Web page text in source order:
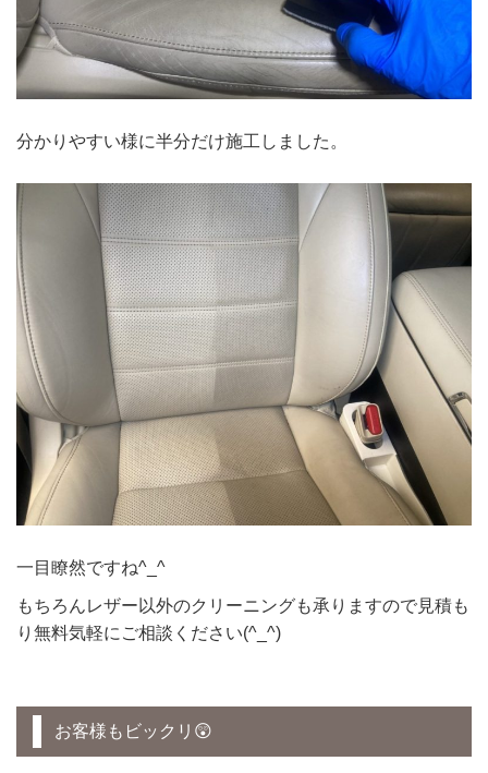
分かりやすい様に半分だけ施工しました。
一目瞭然ですね^_^
もちろんレザー以外のクリーニングも承りますので見積も
り無料気軽にご相談ください(^_^)
お客様もビックリ😲